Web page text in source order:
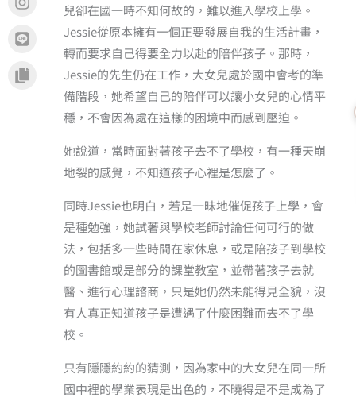
兒卻在國一時不知何故的，難以進入學校上學。
Jessie從原本擁有一個正要發展自我的生活計畫，
轉而要求自己得要全力以赴的陪伴孩子。那時，
Jessie的先生仍在工作，大女兒處於國中會考的準
備階段，她希望自己的陪伴可以讓小女兒的心情平
穩，不會因為處在這樣的困境中而感到壓迫。
她說道，當時面對著孩子去不了學校，有一種天崩
地裂的感覺，不知道孩子心裡是怎麼了。
同時Jessie也明白，若是一昧地催促孩子上學，會
是種勉強，她試著與學校老師討論任何可行的做
法，包括多一些時間在家休息，或是陪孩子到學校
的圖書館或是部分的課堂教室，並帶著孩子去就
醫、進行心理諮商，只是她仍然未能得見全貌，沒
有人真正知道孩子是遭遇了什麼困難而去不了學
校。
只有隱隱約約的猜測，因為家中的大女兒在同一所
國中裡的學業表現是出色的，不曉得是不是成為了